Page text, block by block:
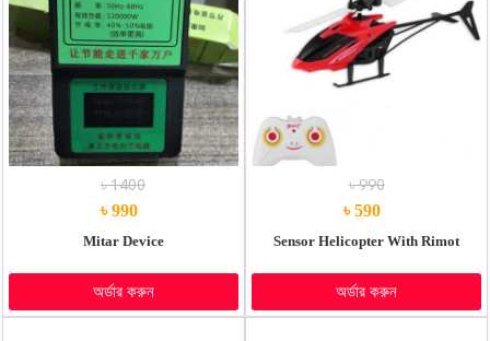
৳ 990
৳ 1400
Mitar Device
অর্ডার করুন
৳ 590
৳ 990
Sensor Helicopter With Rimot
অর্ডার করুন